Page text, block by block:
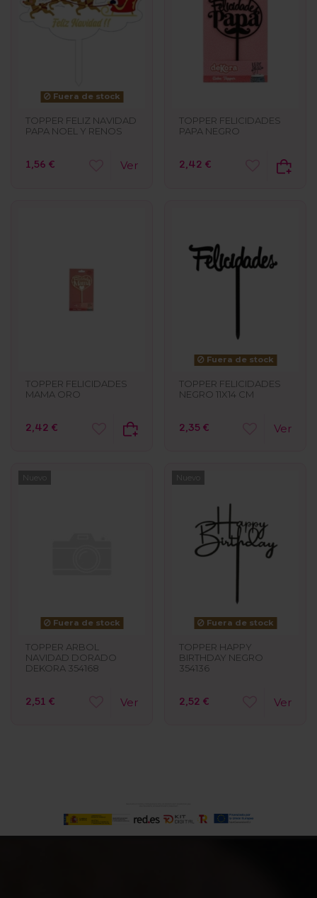
Fuera de stock
TOPPER FELIZ NAVIDAD
PAPA NOEL Y RENOS
1,56 € Ver
TOPPER FELICIDADES
PAPA NEGRO
2,42 €
TOPPER FELICIDADES
MAMA ORO
2,42 €
Fuera de stock
TOPPER FELICIDADES
NEGRO 11X14 CM
2,35 € Ver
Nuevo
Fuera de stock
TOPPER ARBOL
NAVIDAD DORADO
DEKORA 354168
2,51 € Ver
Nuevo
Fuera de stock
TOPPER HAPPY
BIRTHDAY NEGRO
354136
2,52 € Ver